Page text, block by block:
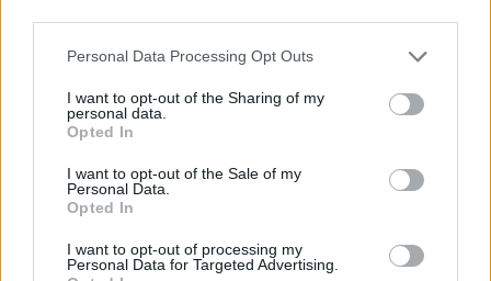
Personal Data Processing Opt Outs
I want to opt-out of the Sharing of my
personal data.
Opted In
I want to opt-out of the Sale of my
Personal Data.
Opted In
I want to opt-out of processing my
Personal Data for Targeted Advertising.
no suele ocurrir normalmente. Aquí tenemos que
Hay cosas especiales que normalmente no nos damos
oportunidad de poder hacerlo. Son enormes
sensaciones, te brindan muchísimos grandes
recuerdos. Esto es realmente lo más importante."